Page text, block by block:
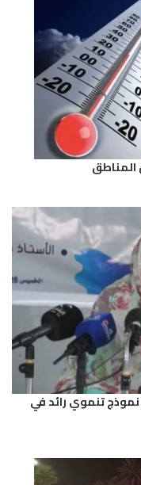
المناطق
نموذج تنموي رائد في